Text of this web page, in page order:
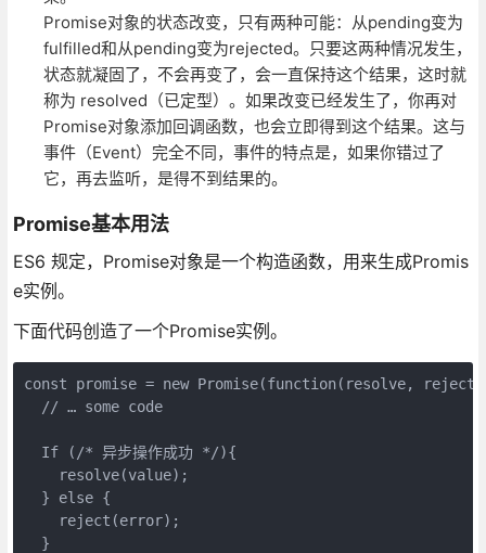
Promise对象的状态改变，只有两种可能：从pending变为
fulfilled和从pending变为rejected。只要这两种情况发生，
状态就凝固了，不会再变了，会一直保持这个结果，这时就
称为 resolved（已定型）。如果改变已经发生了，你再对
Promise对象添加回调函数，也会立即得到这个结果。这与
事件（Event）完全不同，事件的特点是，如果你错过了
它，再去监听，是得不到结果的。
Promise基本用法
ES6 规定，Promise对象是一个构造函数，用来生成Promis
e实例。
下面代码创造了一个Promise实例。
const promise = new Promise(function(resolve,
  // … some code
  If (/* 异步操作成功 */){
    resolve(value);
  } else {
    reject(error);
  }